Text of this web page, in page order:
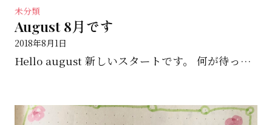
未分類
August 8月です
2018年8月1日
Hello august 新しいスタートです。 何が待ってるかな？ ワクワクします